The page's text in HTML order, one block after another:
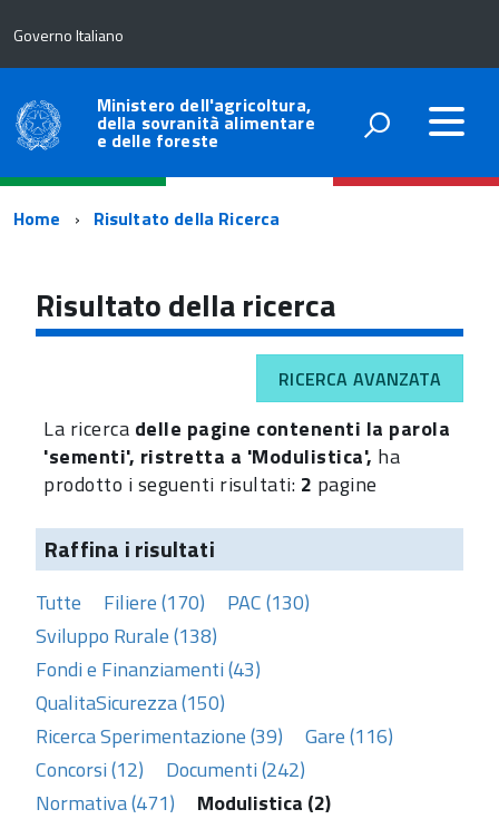
Governo Italiano
Ministero dell'agricoltura,
della sovranità alimentare
e delle foreste
Percorso
navigazione
Home Risultato della Ricerca
Risultato della ricerca
RICERCA AVANZATA
La ricerca delle pagine contenenti la parola
'sementi', ristretta a 'Modulistica', ha
prodotto i seguenti risultati: 2 pagine
Raffina i risultati
Tutte Filiere (170)
PAC (130)
Sviluppo Rurale (138)
Fondi e Finanziamenti (43)
QualitaSicurezza (150)
Ricerca Sperimentazione (39)
Gare (116)
Concorsi (12)
Documenti (242)
Normativa (471)
Modulistica (2)